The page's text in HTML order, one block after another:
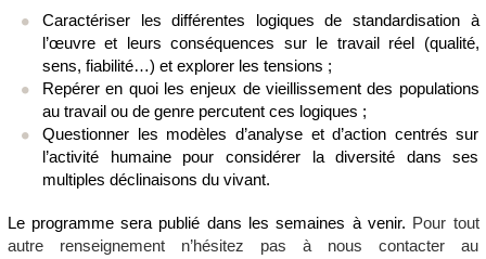
Caractériser les différentes logiques de standardisation à
l’œuvre et leurs conséquences sur le travail réel (qualité,
sens, fiabilité…) et explorer les tensions ;
Repérer en quoi les enjeux de vieillissement des populations
au travail ou de genre percutent ces logiques ;
Questionner les modèles d’analyse et d’action centrés sur
l’activité humaine pour considérer la diversité dans ses
multiples déclinaisons du vivant.
Le programme sera publié dans les semaines à venir. Pour tout
autre renseignement n’hésitez pas à nous contacter au